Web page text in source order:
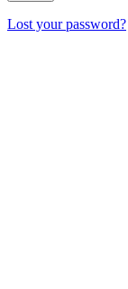
Lost your password?